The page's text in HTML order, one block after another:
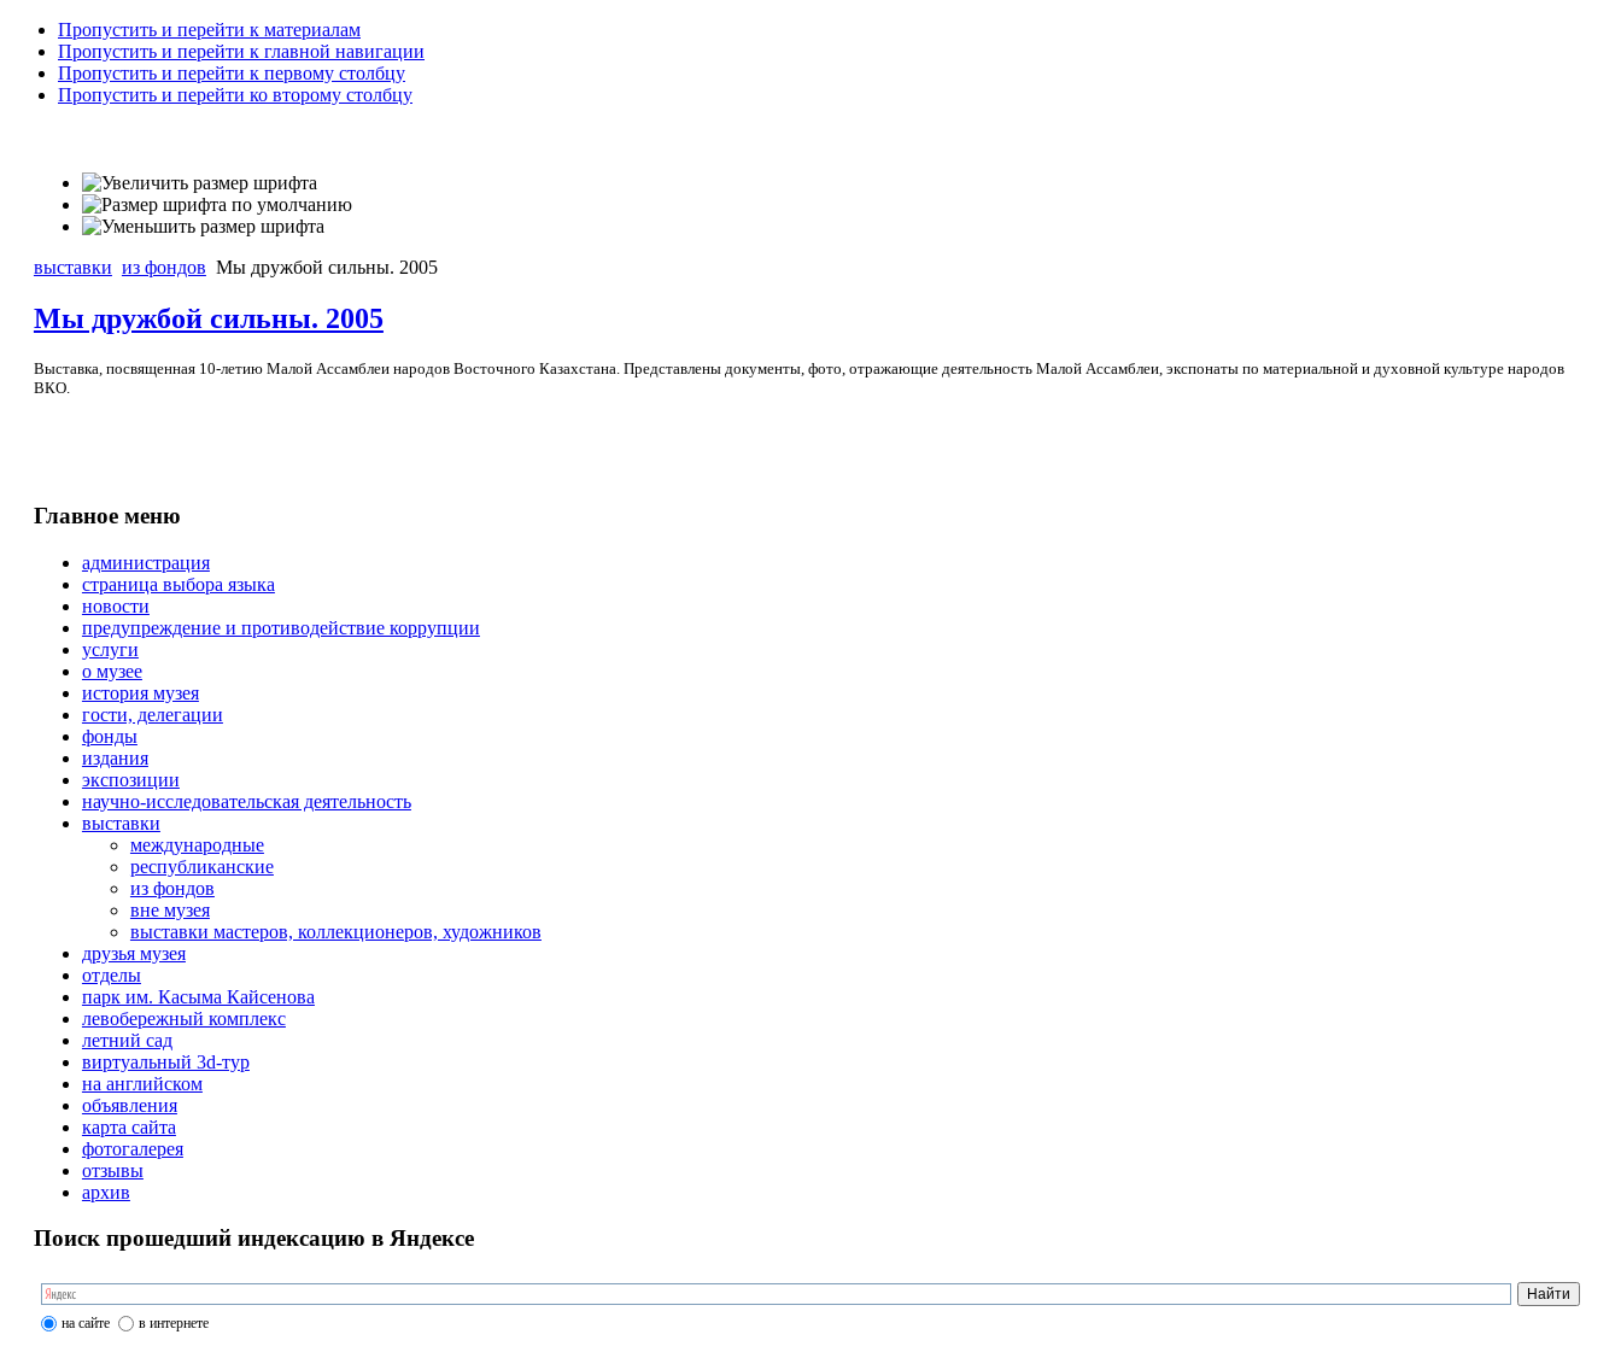
Пропустить и перейти к материалам
Пропустить и перейти к главной навигации
Пропустить и перейти к первому столбцу
Пропустить и перейти ко второму столбцу
выставки из фондов Мы дружбой сильны. 2005
Мы дружбой сильны. 2005
Выставка, посвященная 10-летию Малой Ассамблеи народов Восточного Казахстана. Представлены документы, фото, отражающие деятельность Малой Ассамблеи, экспонаты по материальной и духовной культуре народов
ВКО.
Главное меню
администрация
страница выбора языка
новости
предупреждение и противодействие коррупции
услуги
о музее
история музея
гости, делегации
фонды
издания
экспозиции
научно-исследовательская деятельность
выставки
международные
республиканские
из фондов
вне музея
выставки мастеров, коллекционеров, художников
друзья музея
отделы
парк им. Касыма Кайсенова
левобережный комплекс
летний сад
виртуальный 3d-тур
на английском
объявления
карта сайта
фотогалерея
отзывы
архив
Поиск прошедший индексацию в Яндексе
на сайте в интернете